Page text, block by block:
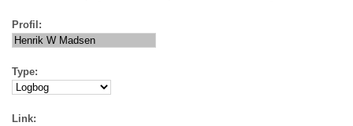
Profil:
Type:
Link: